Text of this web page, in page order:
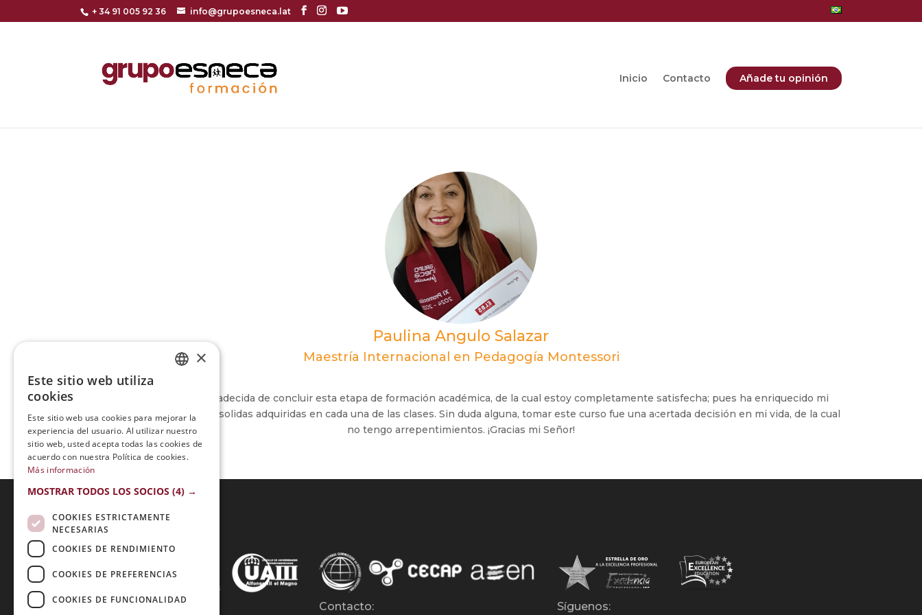
+ 34 91 005 92 36 info@grupoesneca.lat
Inicio Contacto Añade tu opinión
Paulina Angulo Salazar
Maestría Internacional en Pedagogía Montessori
Me siento muy feliz y agradecida de concluir esta etapa de formación académica, de la cual estoy completamente satisfecha; pues ha enriquecido mi
vocación con herramientas solidas adquiridas en cada una de las clases. Sin duda alguna, tomar este curso fue una acertada decisión en mi vida, de la cual
no tengo arrepentimientos. ¡Gracias mi Señor!
Acreditaciones:
Métodos de Pago: Contacto: Síguenos:
×
Este sitio web utiliza
cookies
Este sitio web usa cookies para mejorar la
experiencia del usuario. Al utilizar nuestro
sitio web, usted acepta todas las cookies de
acuerdo con nuestra Política de cookies.
Más información
MOSTRAR TODOS LOS SOCIOS (4) →
COOKIES ESTRICTAMENTE
NECESARIAS
COOKIES DE RENDIMIENTO
COOKIES DE PREFERENCIAS
COOKIES DE FUNCIONALIDAD